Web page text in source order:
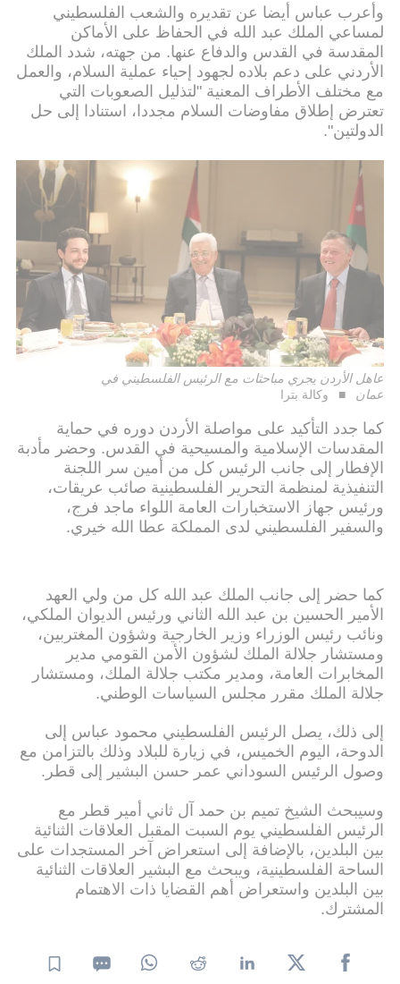
وأعرب عباس أيضا عن تقديره والشعب الفلسطيني
لمساعي الملك عبد الله في الحفاظ على الأماكن
المقدسة في القدس والدفاع عنها. من جهته، شدد الملك
الأردني على دعم بلاده لجهود إحياء عملية السلام، والعمل
مع مختلف الأطراف المعنية "لتذليل الصعوبات التي
تعترض إطلاق مفاوضات السلام مجددا، استنادا إلى حل
الدولتين".
عاهل الأردن يجري مباحثات مع الرئيس الفلسطيني في
عمان
وكالة بترا
كما جدد التأكيد على مواصلة الأردن دوره في حماية
المقدسات الإسلامية والمسيحية في القدس. وحضر مأدبة
الإفطار إلى جانب الرئيس كل من أمين سر اللجنة
التنفيذية لمنظمة التحرير الفلسطينية صائب عريقات،
ورئيس جهاز الاستخبارات العامة اللواء ماجد فرج،
والسفير الفلسطيني لدى المملكة عطا الله خيري.
كما حضر إلى جانب الملك عبد الله كل من ولي العهد
الأمير الحسين بن عبد الله الثاني ورئيس الديوان الملكي،
ونائب رئيس الوزراء وزير الخارجية وشؤون المغتربين،
ومستشار جلالة الملك لشؤون الأمن القومي مدير
المخابرات العامة، ومدير مكتب جلالة الملك، ومستشار
جلالة الملك مقرر مجلس السياسات الوطني.
إلى ذلك، يصل الرئيس الفلسطيني محمود عباس إلى
الدوحة، اليوم الخميس، في زيارة للبلاد وذلك بالتزامن مع
وصول الرئيس السوداني عمر حسن البشير إلى قطر.
وسيبحث الشيخ تميم بن حمد آل ثاني أمير قطر مع
الرئيس الفلسطيني يوم السبت المقبل العلاقات الثنائية
بين البلدين، بالإضافة إلى استعراض آخر المستجدات على
الساحة الفلسطينية، ويبحث مع البشير العلاقات الثنائية
بين البلدين واستعراض أهم القضايا ذات الاهتمام
المشترك.